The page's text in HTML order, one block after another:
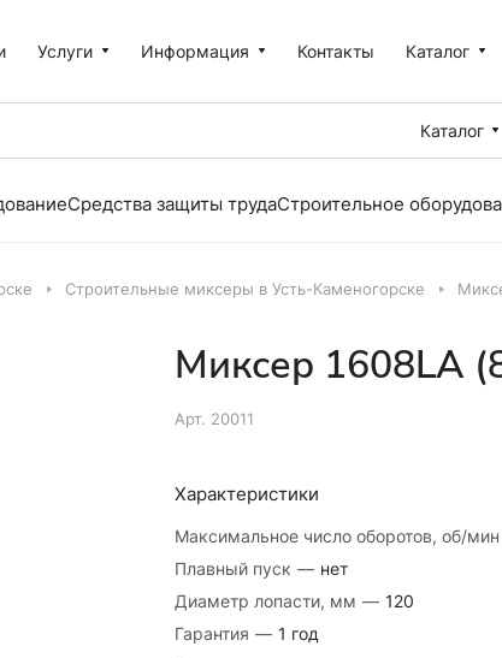
Услуги Информация Контакты Каталог
Каталог
Средства защиты трудаСтроительное
Строительные миксеры в Усть-Каменогорске
Миксер 1608LA
Арт. 20011
Характеристики
Максимальное число оборотов, об/мин
Плавный пуск — нет
Диаметр лопасти, мм — 120
Гарантия — 1 год